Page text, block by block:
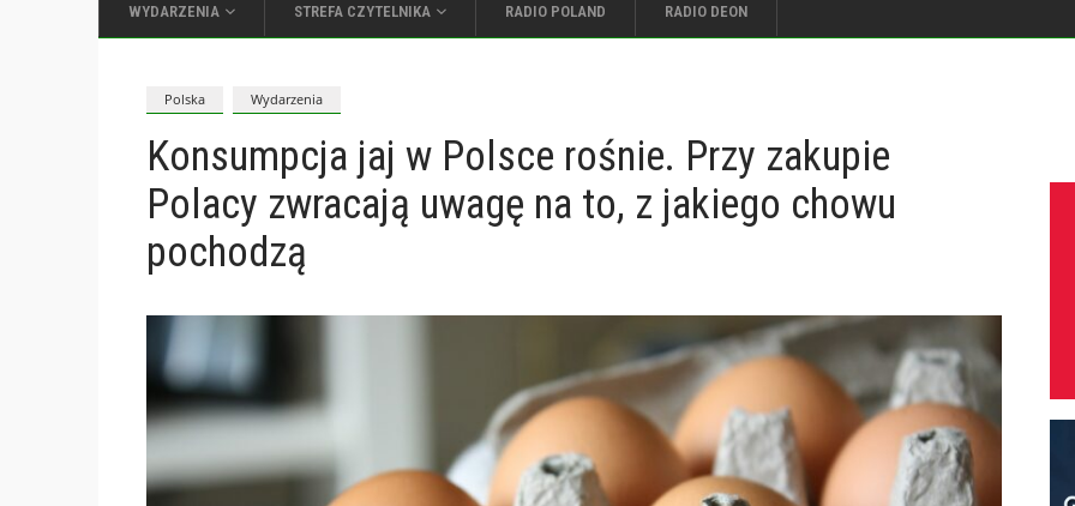
WYDARZENIA STREFA CZYTELNIKA RADIO POLAND RADIO DEON
Polska Wydarzenia
Konsumpcja jaj w Polsce rośnie. Przy zakupie
Polacy zwracają uwagę na to, z jakiego chowu
pochodzą